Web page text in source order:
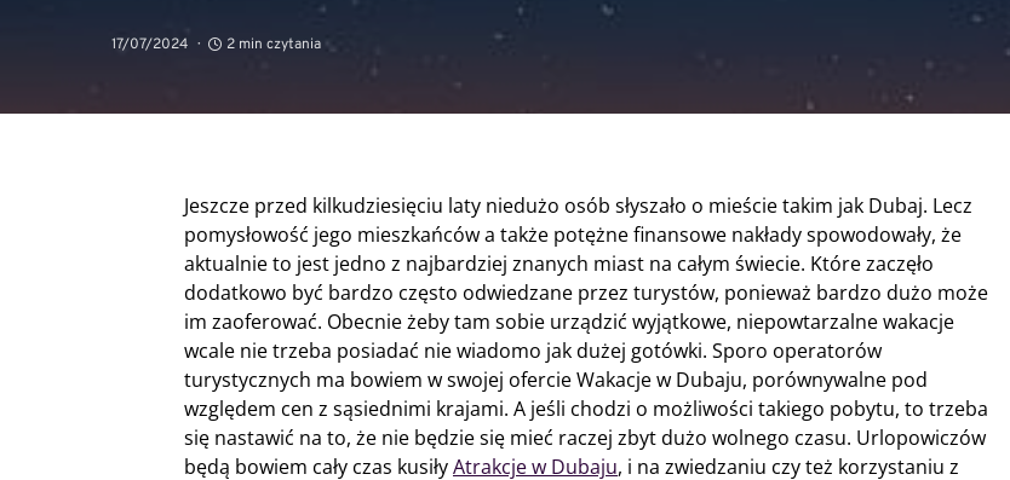
17/07/2024 2 min czytania
Jeszcze przed kilkudziesięciu laty niedużo osób słyszało o mieście takim jak Dubaj. Lecz
pomysłowość jego mieszkańców a także potężne finansowe nakłady spowodowały, że
aktualnie to jest jedno z najbardziej znanych miast na całym świecie. Które zaczęło
dodatkowo być bardzo często odwiedzane przez turystów, ponieważ bardzo dużo może
im zaoferować. Obecnie żeby tam sobie urządzić wyjątkowe, niepowtarzalne wakacje
wcale nie trzeba posiadać nie wiadomo jak dużej gotówki. Sporo operatorów
turystycznych ma bowiem w swojej ofercie Wakacje w Dubaju, porównywalne pod
względem cen z sąsiednimi krajami. A jeśli chodzi o możliwości takiego pobytu, to trzeba
się nastawić na to, że nie będzie się mieć raczej zbyt dużo wolnego czasu. Urlopowiczów
będą bowiem cały czas kusiłyAtrakcje w Dubaju, i na zwiedzaniu czy też korzystaniu z